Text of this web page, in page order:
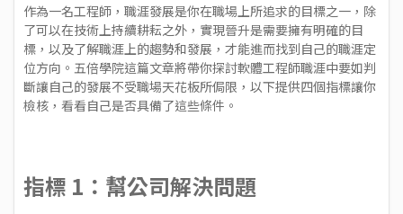
作為一名工程師，職涯發展是你在職場上所追求的目標之一，除
了可以在技術上持續耕耘之外，實現晉升是需要擁有明確的目
標，以及了解職涯上的趨勢和發展，才能進而找到自己的職涯定
位方向。五倍學院這篇文章將帶你探討軟體工程師職涯中要如判
斷讓自己的發展不受職場天花板所侷限，以下提供四個指標讓你
檢核，看看自己是否具備了這些條件。
指標 1：幫公司解決問題